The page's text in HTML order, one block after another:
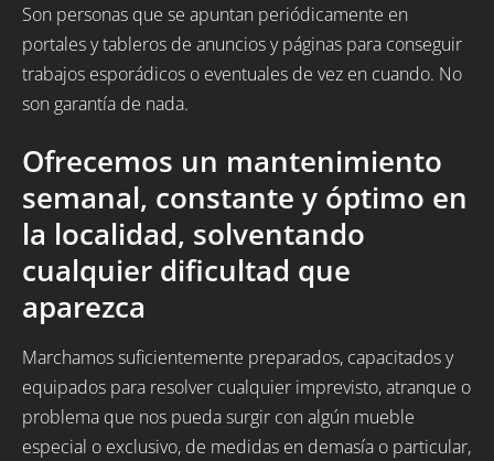
Son personas que se apuntan periódicamente en
portales y tableros de anuncios y páginas para conseguir
trabajos esporádicos o eventuales de vez en cuando. No
son garantía de nada.
Ofrecemos un mantenimiento
semanal, constante y óptimo en
la localidad, solventando
cualquier dificultad que
aparezca
Marchamos suficientemente preparados, capacitados y
equipados para resolver cualquier imprevisto, atranque o
problema que nos pueda surgir con algún mueble
especial o exclusivo, de medidas en demasía o particular,